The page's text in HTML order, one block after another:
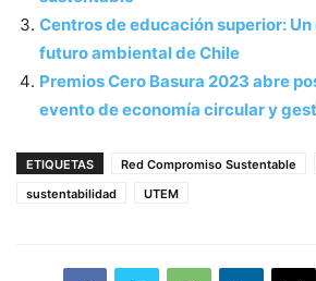
Centros de educación superior:
futuro ambiental de Chile
Premios Cero Basura 2023 abre
evento de economía circular y
ETIQUETAS Red Compromiso Sustentable
sustentabilidad
UTEM